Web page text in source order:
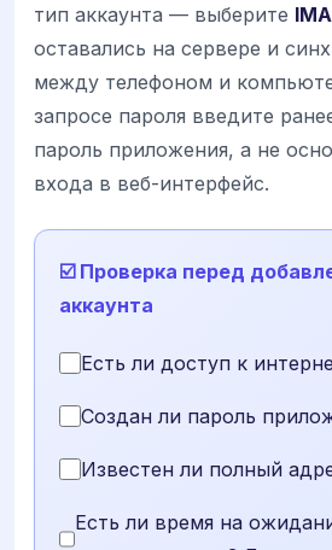
тип аккаунта — выберите
оставались на сервере и
между телефоном и
запросе пароля введите
пароль приложения, а не
входа в веб-интерфейс.
☑️ Проверка перед
аккаунта
Есть ли доступ к
Создан ли пароль
Известен ли полный
Есть ли время на